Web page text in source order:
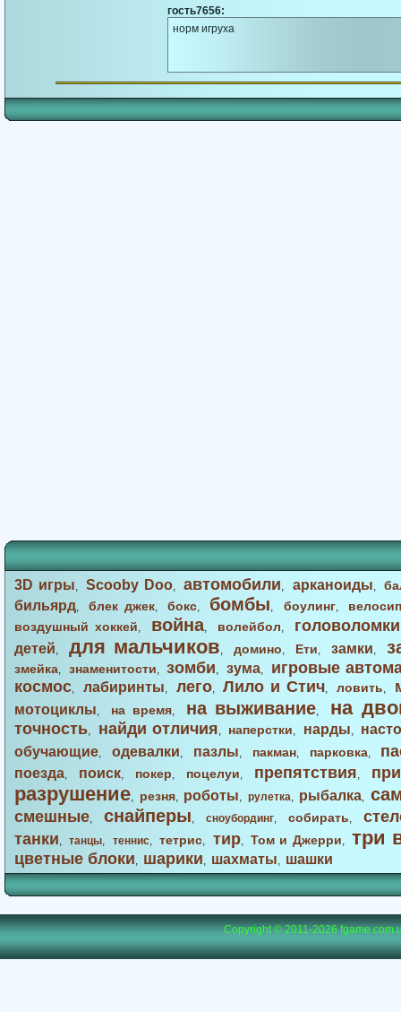
гость7656:
норм игруха
3D игры,Scooby Doo,автомобили, арканоиды,
бильярд,блек джек,бокс, бомбы, боулинг,
воздушный хоккей, война, волейбол, головоломки
детей, для мальчиков, домино, Ети, замки,
змейка, знаменитости,зомби, зума,
игровые
космос, лабиринты, лего,Лило и Стич,ловить,
мотоциклы, на время, на выживание, на
точность, найди отличия, наперстки, нарды,
обучающие, одевалки, пазлы, пакман, парковка,
поезда, поиск, покер, поцелуи, препятствия,
разрушение, резня, роботы, рулетка, рыбалка,
смешные, снайперы, сноубординг, собирать,
танки,танцы, теннис,тетрис, тир,Том и Джерри, три
цветные блоки, шарики, шахматы, шашки
Copyright © 2011-2026